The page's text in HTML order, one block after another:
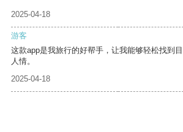
2025-04-18
游客
这款app是我旅行的好帮手，让我能够轻松找到
人情。
2025-04-18